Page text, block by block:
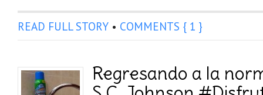
READ FULL STORY • COMMENTS { 1 }
Regresando a la